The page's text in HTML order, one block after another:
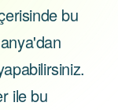
bu
ile bu